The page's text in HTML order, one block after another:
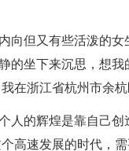
但又有些活泼的女
的坐下来沉思，想
在浙江省杭州市余
的辉煌是靠自己创
高速发展的时代，